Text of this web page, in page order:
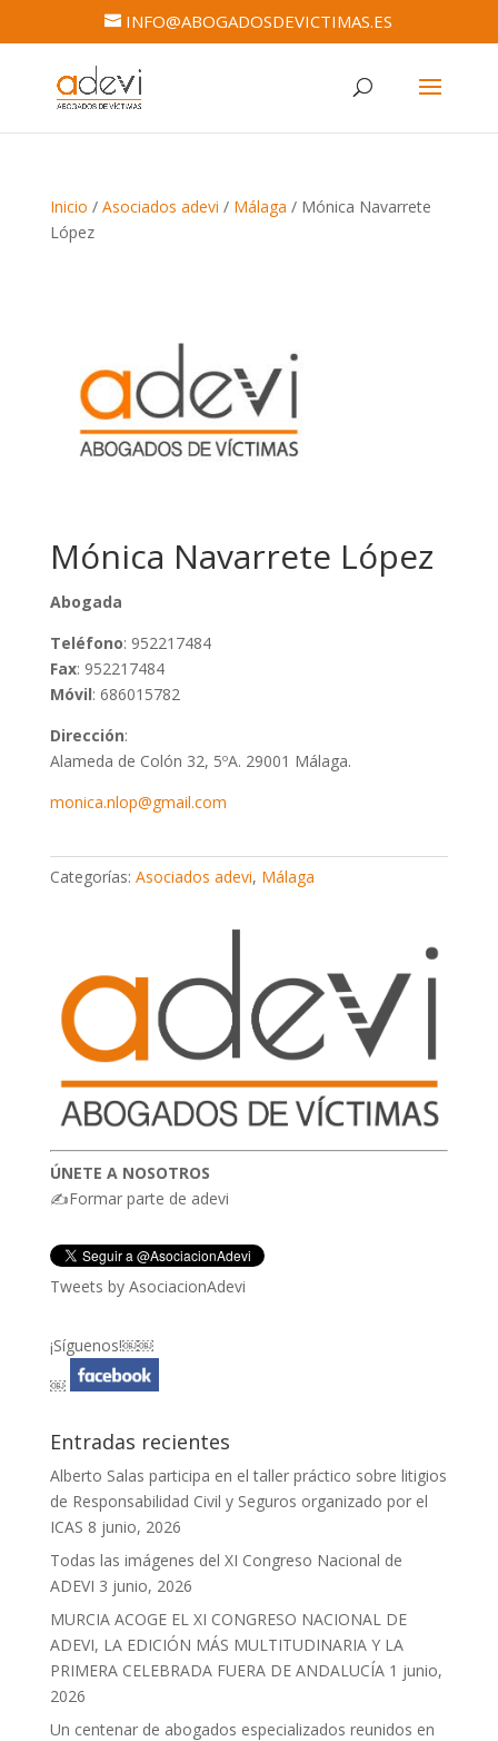
INFO@ABOGADOSDEVICTIMAS.ES
Inicio / Asociados adevi / Málaga / Mónica Navarrete
López
Mónica Navarrete López
Abogada
Teléfono: 952217484
Fax: 952217484
Móvil: 686015782
Dirección:
Alameda de Colón 32, 5ºA. 29001 Málaga.
monica.nlop@gmail.com
Categorías: Asociados adevi, Málaga
ÚNETE A NOSOTROS
✍Formar parte de adevi
Tweets by AsociacionAdevi
¡Síguenos!￼￼
￼
Entradas recientes
Alberto Salas participa en el taller práctico sobre litigios
de Responsabilidad Civil y Seguros organizado por el
ICAS 8 junio, 2026
Todas las imágenes del XI Congreso Nacional de
ADEVI 3 junio, 2026
MURCIA ACOGE EL XI CONGRESO NACIONAL DE
ADEVI, LA EDICIÓN MÁS MULTITUDINARIA Y LA
PRIMERA CELEBRADA FUERA DE ANDALUCÍA 1 junio,
2026
Un centenar de abogados especializados reunidos en